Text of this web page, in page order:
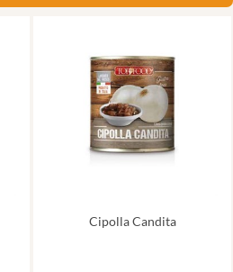
Cipolla Candita